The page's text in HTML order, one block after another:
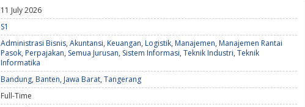
11 July 2026
S1
Administrasi Bisnis, Akuntansi, Keuangan, Logistik, Manajemen, Manajemen Rantai
Pasok, Perpajakan, Semua Jurusan, Sistem Informasi, Teknik Industri, Teknik
Informatika
Bandung, Banten, Jawa Barat, Tangerang
Full-Time